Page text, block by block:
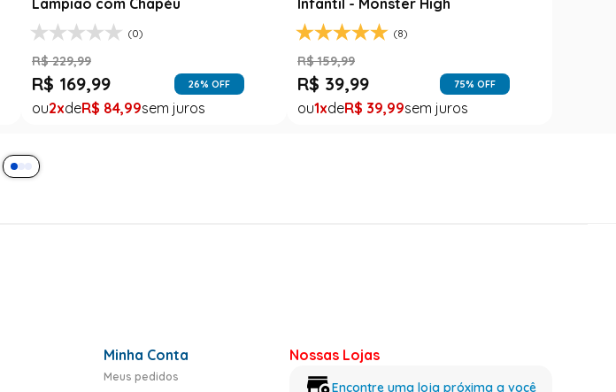
Lampião com Chapéu
(0)
R$ 229,99
R$ 169,99 26% OFF
2 R$ 84,99
Infantil - Monster High
(8)
R$ 159,99
R$ 39,99 75% OFF
1 R$ 39,99
Minha Conta
Meus pedidos
Nossas Lojas
Encontre uma loja próxima a você